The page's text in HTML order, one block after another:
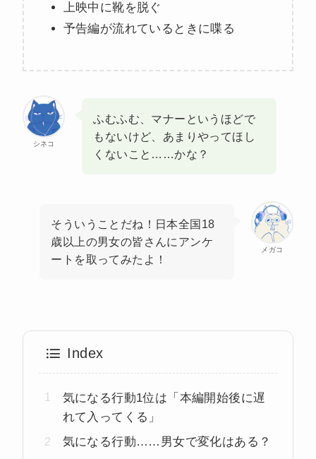
上映中に靴を脱ぐ
予告編が流れているときに喋る
シネコ
ふむふむ、マナーというほどで
もないけど、あまりやってほし
くないこと……かな？
メガコ
そういうことだね！日本全国18
歳以上の男女の皆さんにアンケ
ートを取ってみたよ！
Index
気になる行動1位は「本編開始後に遅
れて入ってくる」
気になる行動……男女で変化はある？